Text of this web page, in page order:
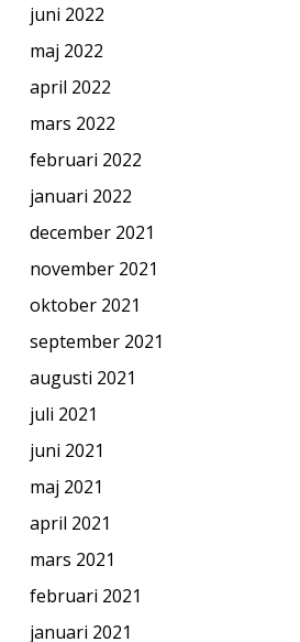
juni 2022
maj 2022
april 2022
mars 2022
februari 2022
januari 2022
december 2021
november 2021
oktober 2021
september 2021
augusti 2021
juli 2021
juni 2021
maj 2021
april 2021
mars 2021
februari 2021
januari 2021